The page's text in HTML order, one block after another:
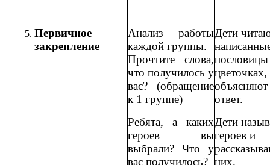
Первичное
закрепление
Анализ работы
каждой группы.
Прочтите слова,
что получилось у
вас? (обращение
к 1 группе)
Ребята, а каких
героев вы
выбрали? Что у
вас получилось?
Дети
пословицы
цветочках,
объясняют
ответ.
Дети
героев и
них.